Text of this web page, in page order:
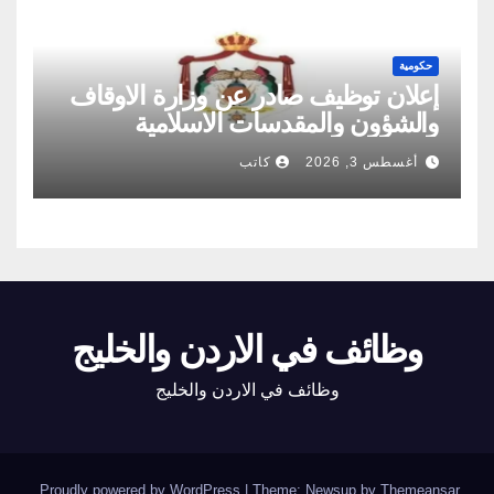
حكومية
إعلان توظيف صادر عن وزارة الاوقاف
والشؤون والمقدسات الاسلامية
أغسطس 3, 2026 كاتب
وظائف في الاردن والخليج
وظائف في الاردن والخليج
Proudly powered by WordPress Theme: Newsup by Themeansar